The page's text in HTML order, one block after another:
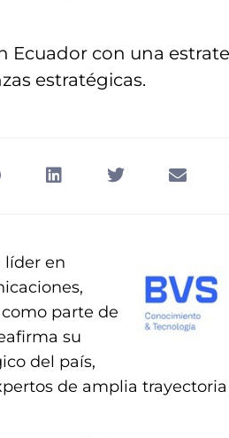
Ecuador con una
estratégicas.
líder en
parte de
su
del país,
de amplia